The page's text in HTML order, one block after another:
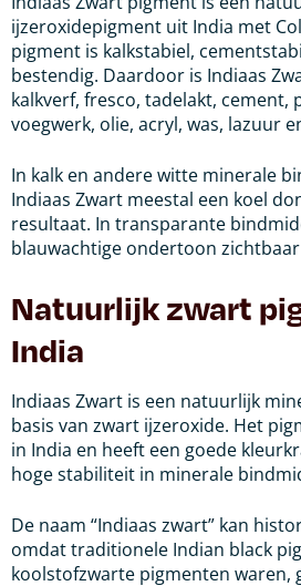
ijzeroxidepigment uit India met
pigment is kalkstabiel,
bestendig. Daardoor is Indiaas
kalkverf, fresco, tadelakt, cement,
voegwerk, olie, acryl, was, lazuur
In kalk en andere witte minerale
Indiaas Zwart meestal een koel
resultaat. In transparante
blauwachtige ondertoon
Natuurlijk zwart
India
Indiaas Zwart is een natuurlijk
basis van zwart ijzeroxide. Het
in India en heeft een goede
hoge stabiliteit in minerale
De naam “Indiaas zwart” kan
omdat traditionele Indian black
koolstofzwarte pigmenten waren,